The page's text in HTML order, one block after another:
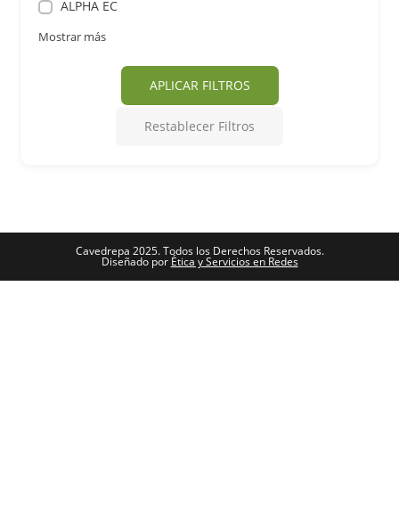
ALPHA EC
Mostrar más
APLICAR FILTROS
Restablecer Filtros
Cavedrepa 2025. Todos los Derechos Reservados.
Diseñado por Ética y Servicios en Redes